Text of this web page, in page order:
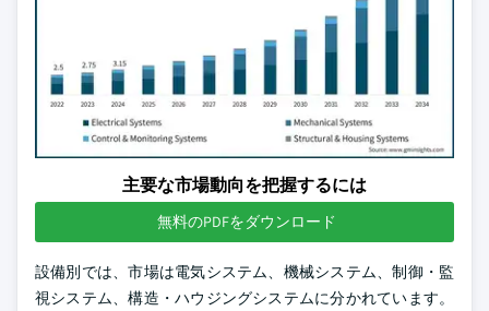
主要な市場動向を把握するには
無料のPDFをダウンロード
設備別では、市場は電気システム、機械システム、制御・監
視システム、構造・ハウジングシステムに分かれています。